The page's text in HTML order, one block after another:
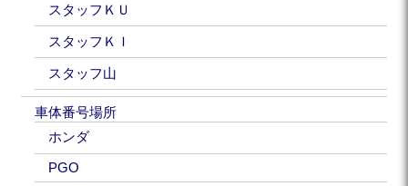
スタッフＫＵ
スタッフＫＩ
スタッフ山
車体番号場所
ホンダ
PGO